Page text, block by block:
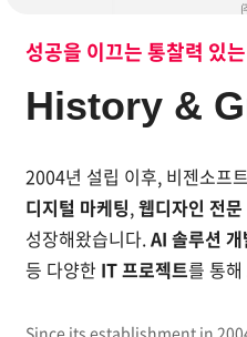
(
11.
에이스골프닷컴 웹사
꿈애하우징 웹사이트
06.
영진닷컴 CBT 서비스
02.
웹로그분석 솔루션
01.
병/의원 관리프로그램
다우기술 다우오
젬백스앤카
2004년 설립 이래 소프트
성공을 이끄는 통찰력 있
History &
2004년 설립 이후, 비젠소프
디지털 마케팅,웹디자인 전문
성장해왔습니다.AI 솔루션 개
등 다양한 IT 프로젝트를 통해